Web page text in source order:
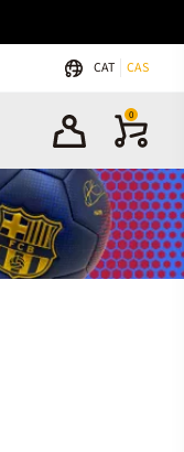
CAT CAS
0